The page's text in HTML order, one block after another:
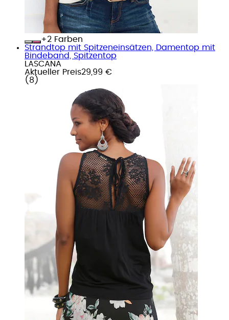
+
Farben
Strandtop mit Spitzeneinsätzen, Damentop mit
Bindeband, Spitzentop
LASCANA
Aktueller Preis29,99 €
( 8 )